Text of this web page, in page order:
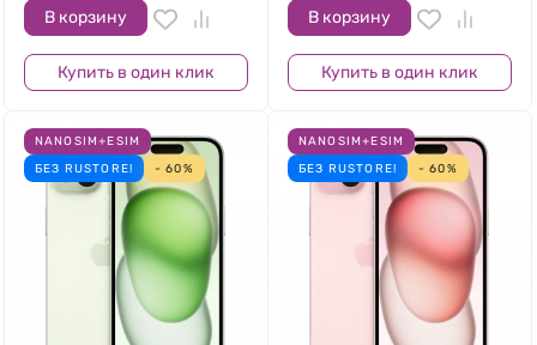
В корзину
Купить в один клик
В корзину
Купить в один клик
NANOSIM+ESIM
БЕЗ RUSTORE!
- 60%
NANOSIM+ESIM
БЕЗ RUSTORE!
- 60%